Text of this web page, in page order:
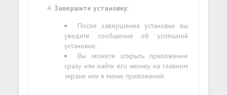
Завершите установку:
После завершения установки вы
увидите сообщение об успешной
установке.
Вы можете открыть приложение
сразу или найти его иконку на главном
экране или в меню приложений.